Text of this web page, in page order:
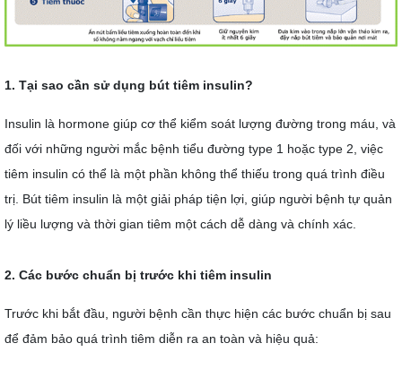
1. Tại sao cần sử dụng bút tiêm insulin?
Insulin là hormone giúp cơ thể kiểm soát lượng đường trong máu, và
đối với những người mắc bệnh tiểu đường type 1 hoặc type 2, việc
tiêm insulin có thể là một phần không thể thiếu trong quá trình điều
trị. Bút tiêm insulin là một giải pháp tiện lợi, giúp người bệnh tự quản
lý liều lượng và thời gian tiêm một cách dễ dàng và chính xác.
2. Các bước chuẩn bị trước khi tiêm insulin
Trước khi bắt đầu, người bệnh cần thực hiện các bước chuẩn bị sau
để đảm bảo quá trình tiêm diễn ra an toàn và hiệu quả: